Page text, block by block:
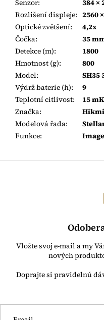
Senzor:
384 ×
Rozlišení displeje: 2560
Optické zvětšení:
4,2x
Čočka:
35
Detekce (m):
1800
Hmotnost (g):
800
Model:
SH35
Výdrž baterie (h):
9
Teplotní citlivost:
15 mK
Značka:
Modelová řada:
Funkce:
Vložte svoj e-mail a my
nových